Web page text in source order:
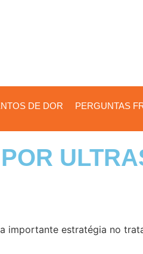
DE DOR PERGUNTAS
importante estratégia no